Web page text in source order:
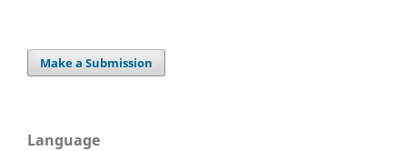
Make a Submission
Language